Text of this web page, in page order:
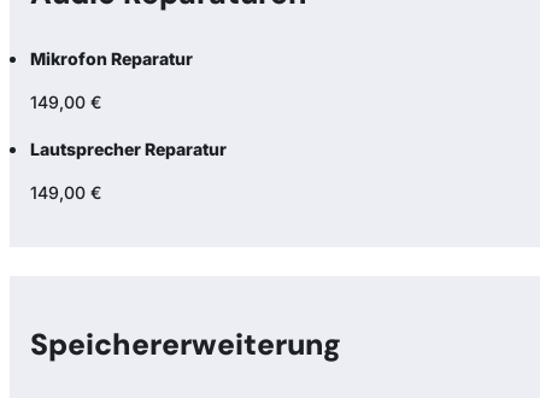
Mikrofon Reparatur
149,00 €
Lautsprecher Reparatur
149,00 €
Speicher­erweiterung